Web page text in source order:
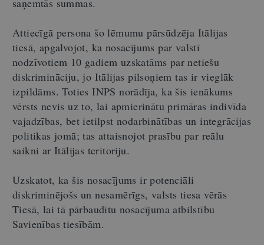
saņemtās summas.
Attiecīgā persona šo lēmumu pārsūdzēja Itālijas
tiesā, apgalvojot, ka nosacījums par valstī
nodzīvotiem 10 gadiem uzskatāms par netiešu
diskrimināciju, jo Itālijas pilsoņiem tas ir vieglāk
izpildāms. Toties INPS norādīja, ka šis ienākums
vērsts nevis uz to, lai apmierinātu primāras indivīda
vajadzības, bet ietilpst nodarbinātības un integrācijas
politikas jomā; tas attaisnojot prasību par reālu
saikni ar Itālijas teritoriju.
Uzskatot, ka šis nosacījums ir potenciāli
diskriminējošs un nesamērīgs, valsts tiesa vērās
Tiesā, lai tā pārbaudītu nosacījuma atbilstību
Savienības tiesībām.